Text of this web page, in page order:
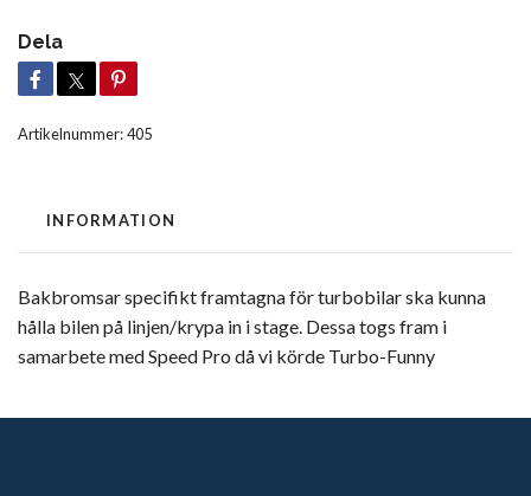
Dela
Artikelnummer:405
INFORMATION
Bakbromsar specifikt framtagna för turbobilar ska kunna
hålla bilen på linjen/krypa in i stage. Dessa togs fram i
samarbete med Speed Pro då vi körde Turbo-Funny